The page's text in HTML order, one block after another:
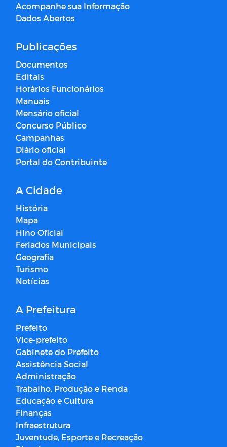
Acompanhe sua Informação
Dados Abertos
Publicações
Documentos
Editais
Horários Funcionários
Manuais
Mensário oficial
Concurso Público
Campanhas
Diário oficial
Portal do Contribuinte
A Cidade
História
Mapa
Hino Oficial
Feriados Municipais
Geografia
Turismo
Notícias
A Prefeitura
Prefeito
Vice-prefeito
Gabinete do Prefeito
Assistência Social
Administração
Trabalho, Produção e Renda
Educação e Cultura
Finanças
Infraestrutura
Juventude, Esporte e Recreação